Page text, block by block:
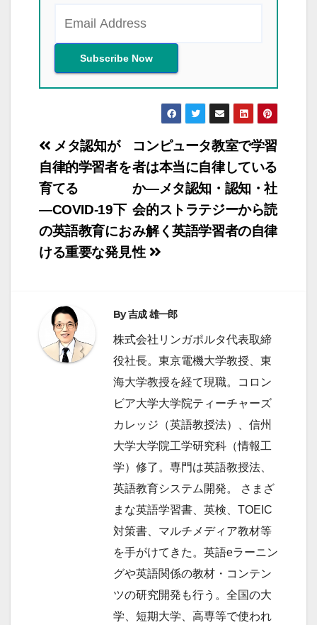
投
稿
ナ
ビ
ゲ
ョ
ン
コンピュータ教室で学習
者は本当に自律している
か―メタ認知・認知・社
会的ストラテジーから読
み解く英語学習者の自律
性
メタ認知が
自律的学習者を
育てる
―COVID-19下
の英語教育にお
ける重要な発見
By吉成 雄一郎
株式会社リンガポルタ代表取締
役社長。東京電機大学教授、東
海大学教授を経て現職。コロン
ビア大学大学院ティーチャーズ
カレッジ（英語教授法）、信州
大学大学院工学研究科（情報工
学）修了。専門は英語教授法、
英語教育システム開発。 さまざ
まな英語学習書、英検、TOEIC
対策書、マルチメディア教材等
を手がけてきた。英語eラーニン
グや英語関係の教材・コンテン
ツの研究開発も行う。全国の大
学、短期大学、高専等で使われ